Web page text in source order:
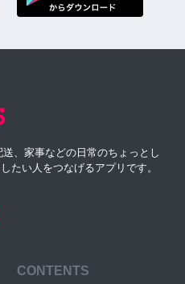
、家事などの日常のちょっとし
たい人をつなげるアプリです。
CONTENTS